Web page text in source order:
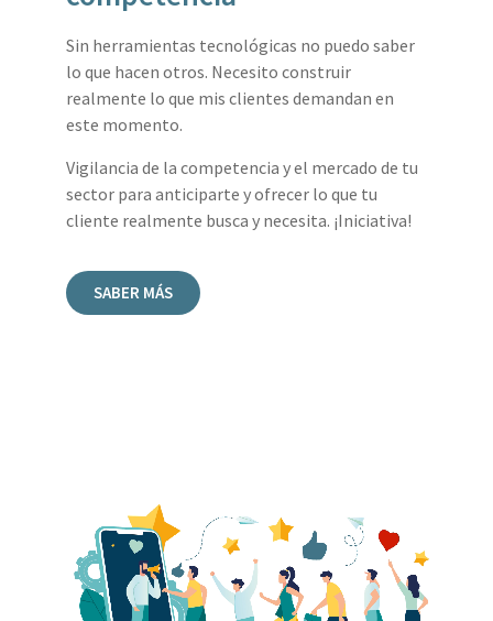
Sin herramientas tecnológicas no puedo saber
lo que hacen otros. Necesito construir
realmente lo que mis clientes demandan en
este momento.
Vigilancia de la competencia y el mercado de tu
sector para anticiparte y ofrecer lo que tu
cliente realmente busca y necesita. ¡Iniciativa!
SABER MÁS